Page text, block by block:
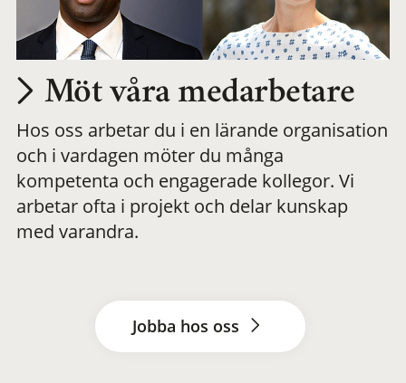
Möt våra medarbetare
Hos oss arbetar du i en lärande organisation
och i vardagen möter du många
kompetenta och engagerade kollegor. Vi
arbetar ofta i projekt och delar kunskap
med varandra.
Jobba hos oss